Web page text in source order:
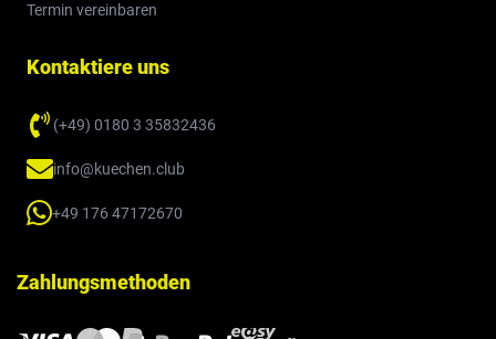
Termin vereinbaren
Kontaktiere uns
(+49) 0180 3 35832436
info@kuechen.club
+49 176 47172670
Zahlungsmethoden